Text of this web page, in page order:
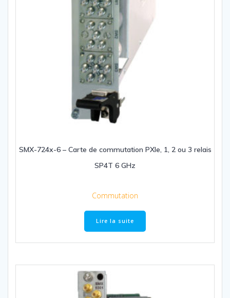
SMX-724x-6 – Carte de commutation PXIe, 1, 2 ou 3 relais
SP4T 6 GHz
Commutation
Lire la suite